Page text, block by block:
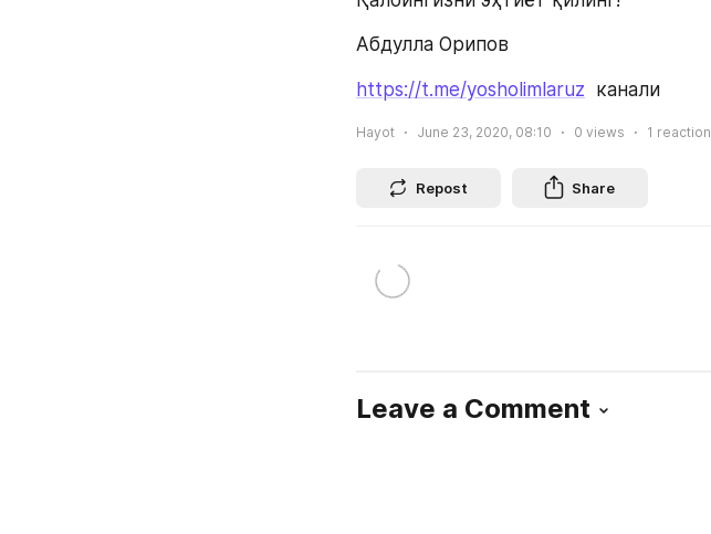
Абдулла Орипов
https://t.me/yosholimlaruz
  канали
Hayot June 23, 2020, 08:10 0 views 1 reaction
Repost Share
Leave a Comment